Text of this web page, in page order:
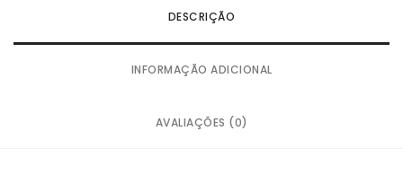
DESCRIÇÃO
INFORMAÇÃO ADICIONAL
AVALIAÇÕES (0)